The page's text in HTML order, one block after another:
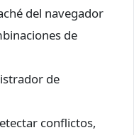
del navegador
de
de
conflictos,